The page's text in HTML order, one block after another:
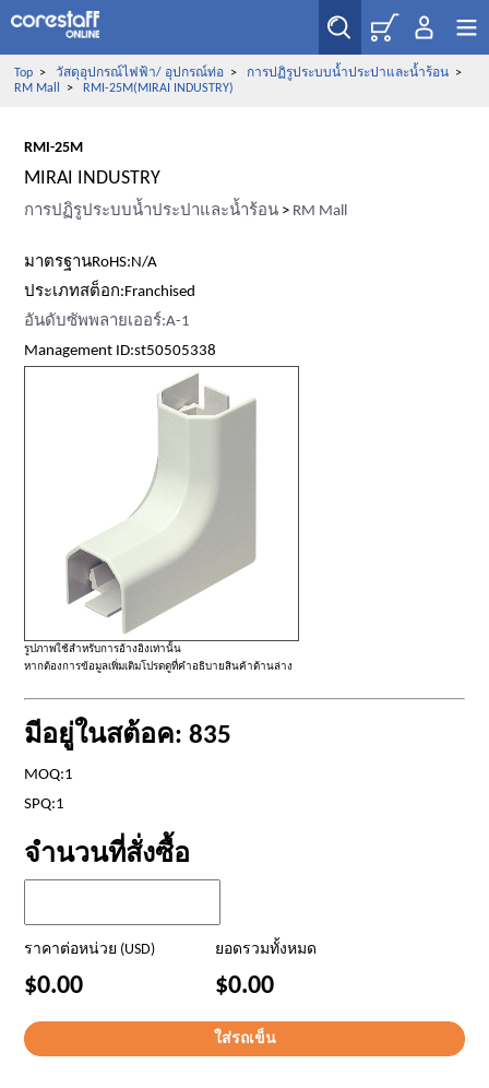
Top> วัสดุอุปกรณ์ไฟฟ้า/ อุปกรณ์ท่อ> การปฏิรูประบบน้ำประปาและน้ำร้อน>
RM Mall
> RMI-25M(MIRAI INDUSTRY)
RMI-25M
MIRAI INDUSTRY
การปฏิรูประบบน้ำประปาและน้ำร้อน > RM Mall
มาตรฐานRoHS:N/A
ประเภทสต็อก:Franchised
อันดับซัพพลายเออร์:A-1
Management ID:st50505338
รูปภาพใช้สำหรับการอ้างอิงเท่านั้น
หากต้องการข้อมูลเพิ่มเติมโปรดดูที่คำอธิบายสินค้าด้านล่าง
มีอยู่ในสต้อค: 835
MOQ:1
SPQ:1
จำนวนที่สั่งซื้อ
ราคาต่อหน่วย (USD) ยอดรวมทั้งหมด
$0.00 $0.00